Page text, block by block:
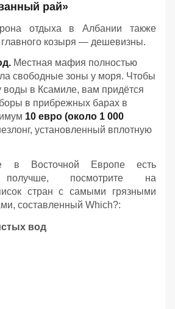
рай»
отдыха в Албании также
козыря — дешевизны.
Местная мафия полностью
свободные зоны у моря. Чтобы
воды в Ксамиле, вам придётся
в прибрежных барах в
10 евро (около 1 000
установленный вплотную
в Восточной Европе есть
получше, посмотрите на
стран с самыми грязными
составленный Which?:
вод